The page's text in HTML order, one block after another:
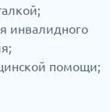
инвалидного
помощи;